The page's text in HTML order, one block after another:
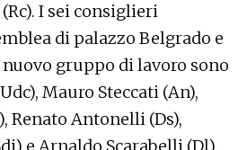
I sei consiglieri
di palazzo Belgrado e
gruppo di lavoro sono
Mauro Steccati (An),
Renato Antonelli (Ds),